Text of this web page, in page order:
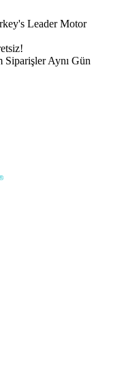
Leader Motor
Aynı Gün